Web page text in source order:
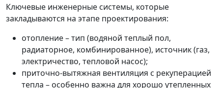
Ключевые инженерные системы, которые
закладываются на этапе проектирования:
отопление – тип (водяной теплый пол,
радиаторное, комбинированное), источник (газ,
электричество, тепловой насос);
приточно-вытяжная вентиляция с рекуперацией
тепла – особенно важна для хорошо утепленных